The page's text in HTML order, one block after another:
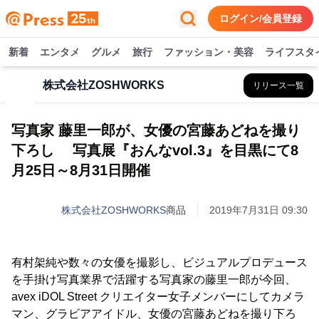
ログイン/会員登録
新着 エンタメ グルメ 旅行 ファッション・美容 ライフスタ
株式会社ZOSHWORKS リリース一覧
写真家 藤里一郎が、女優の宮藤あどねを撮り
下ろし 写真展『おんなvol.3』を目黒にて8
月25日～8月31日開催
株式会社ZOSHWORKS商品 2019年7月31日 09:30
有村架純や数々の女優を撮影し、ビジュアルプロデュース
を手掛け写真業界で活躍する写真家の藤里一郎が今回、
avex iDOL Street クリエイター女子メンバーにしてカメラ
マン、グラビアアイドル、女優の宮藤あどねを撮り下ろ